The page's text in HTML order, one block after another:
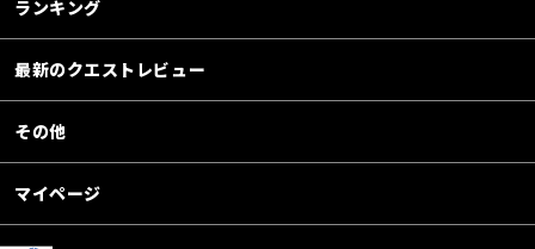
ランキング
最新のクエストレビュー
その他
マイページ